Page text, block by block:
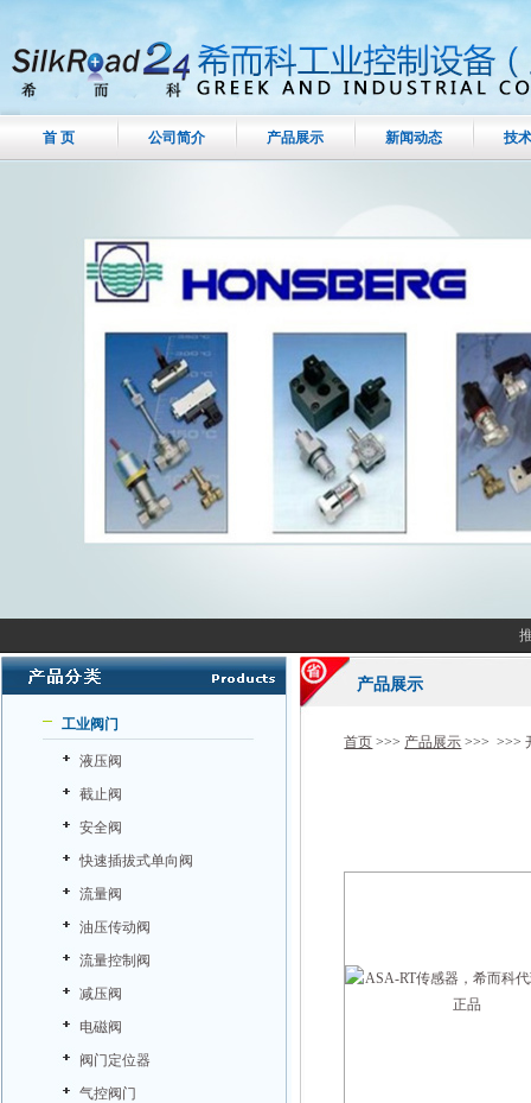
首 页 公司简介 产品展示 新闻动态 技
工业阀门
液压阀
截止阀
安全阀
快速插拔式单向阀
流量阀
油压传动阀
流量控制阀
减压阀
电磁阀
阀门定位器
气控阀门
产品展示
首页 >>> 产品展示 >>> >>>